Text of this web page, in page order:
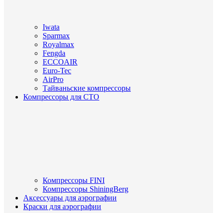
Iwata
Sparmax
Royalmax
Fengda
ECCOAIR
Euro-Tec
AirPro
Тайваньские компрессоры
Компрессоры для СТО
Компрессоры FINI
Компрессоры ShiningBerg
Аксессуары для аэрографии
Краски для аэрографии